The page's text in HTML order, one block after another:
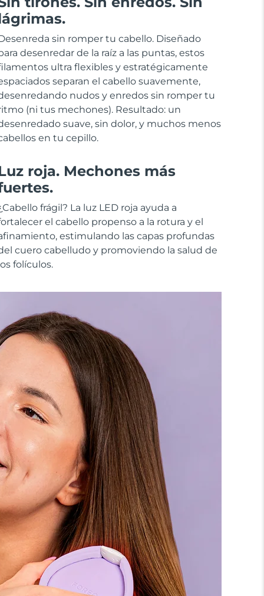
sin romper tu cabello. Diseñado
desenredar de la raíz a las puntas, estos
ultra flexibles y estratégicamente
separan el cabello suavemente,
nudos y enredos sin romper tu
(ni tus mechones). Resultado: un
suave, sin dolor, y muchos menos
en tu cepillo.
roja. Mechones más
frágil? La luz LED roja ayuda a
el cabello propenso a la rotura y el
estimulando las capas profundas
cuero cabelludo y promoviendo la salud de
folículos.